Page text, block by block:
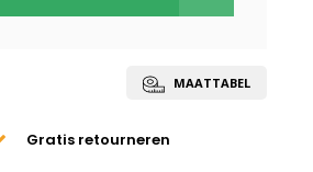
MAATTABEL
Gratis retourneren